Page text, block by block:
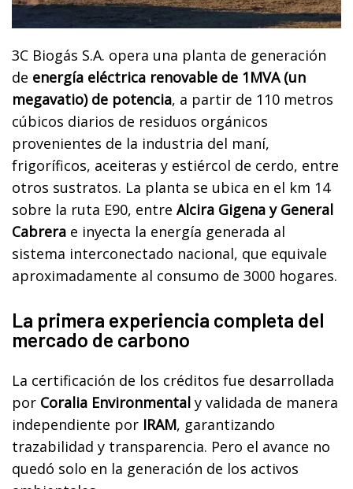
3C Biogás S.A. opera una planta de generación
de energía eléctrica renovable de 1MVA (un
megavatio) de potencia, a partir de 110 metros
cúbicos diarios de residuos orgánicos
provenientes de la industria del maní,
frigoríficos, aceiteras y estiércol de cerdo, entre
otros sustratos. La planta se ubica en el km 14
sobre la ruta E90, entre Alcira Gigena y General
Cabrera e inyecta la energía generada al
sistema interconectado nacional, que equivale
aproximadamente al consumo de 3000 hogares.
La primera experiencia completa del
mercado de carbono
La certificación de los créditos fue desarrollada
por Coralia Environmental y validada de manera
independiente por IRAM, garantizando
trazabilidad y transparencia. Pero el avance no
quedó solo en la generación de los activos